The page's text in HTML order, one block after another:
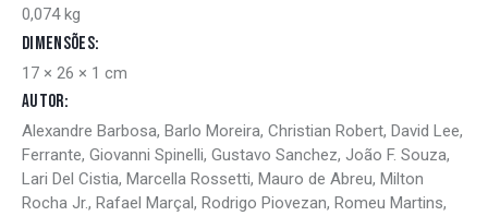
0,074 kg
Dimensões
17 × 26 × 1 cm
Autor
Alexandre Barbosa, Barlo Moreira, Christian Robert, David Lee,
Ferrante, Giovanni Spinelli, Gustavo Sanchez, João F. Souza,
Lari Del Cistia, Marcella Rossetti, Mauro de Abreu, Milton
Rocha Jr., Rafael Marçal, Rodrigo Piovezan, Romeu Martins,